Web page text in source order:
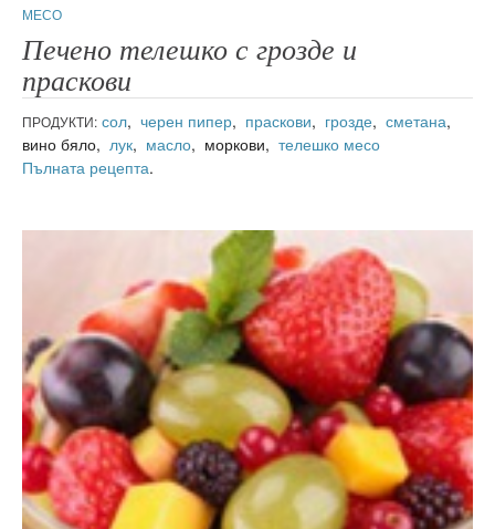
МЕСО
Печено телешко с грозде и
праскови
ПРОДУКТИ: сол, черен пипер, праскови, грозде, сметана,
вино бяло, лук, масло, моркови, телешко месо
Пълната рецепта.